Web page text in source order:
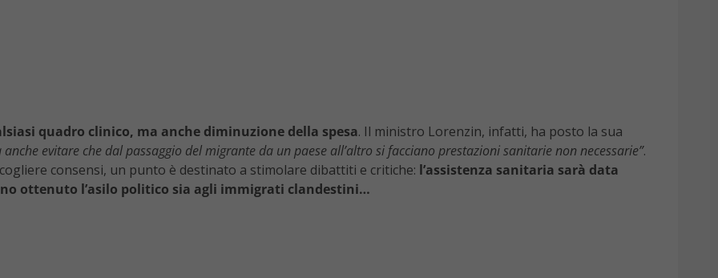
quadro clinico, ma anche diminuzione della spesa. Il ministro Lorenzin, infatti, ha posto la sua
anche evitare che dal passaggio del migrante da un paese all’altro si facciano prestazioni sanitarie non necessarie”.
consensi, un punto è destinato a stimolare dibattiti e critiche: l’assistenza sanitaria sarà data
ottenuto l’asilo politico sia agli immigrati clandestini…